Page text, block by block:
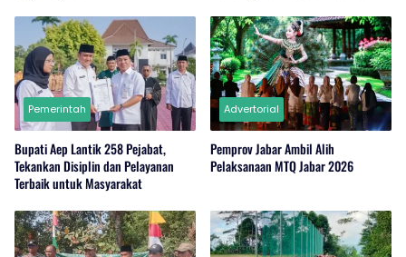
Pemerintah
Bupati Aep Lantik 258 Pejabat,
Tekankan Disiplin dan Pelayanan
Terbaik untuk Masyarakat
Advertorial
Pemprov Jabar Ambil Alih
Pelaksanaan MTQ Jabar 2026